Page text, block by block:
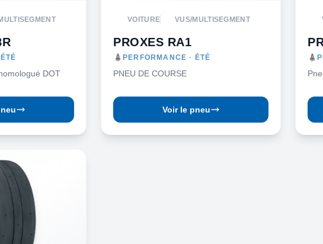
DOT
VOITURE VUS/MULTISEGMENT
PROXES RA1
PERFORMANCE · ÉTÉ
PNEU DE COURSE
Voir le pneu